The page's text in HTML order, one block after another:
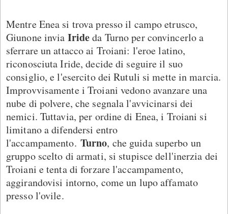
Mentre Enea si trova presso il campo etrusco,
Giunone invia Irideda Turno per convincerlo a
sferrare un attacco ai Troiani: l'eroe latino,
riconosciuta Iride, decide di seguire il suo
consiglio, e l'esercito dei Rutuli si mette in marcia.
Improvvisamente i Troiani vedono avanzare una
nube di polvere, che segnala l'avvicinarsi dei
nemici. Tuttavia, per ordine di Enea, i Troiani si
limitano a difendersi entro
l'accampamento. Turno, che guida superbo un
gruppo scelto di armati, si stupisce dell'inerzia dei
Troiani e tenta di forzare l'accampamento,
aggirandovisi intorno, come un lupo affamato
presso l'ovile.